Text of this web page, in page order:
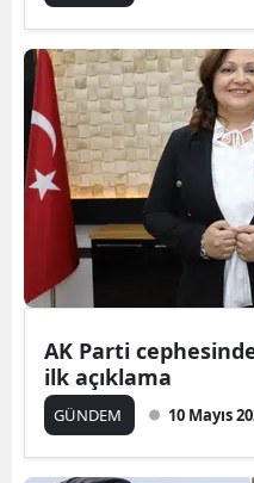
AK Parti
ilk açıklama
GÜNDEM 10 Mayıs